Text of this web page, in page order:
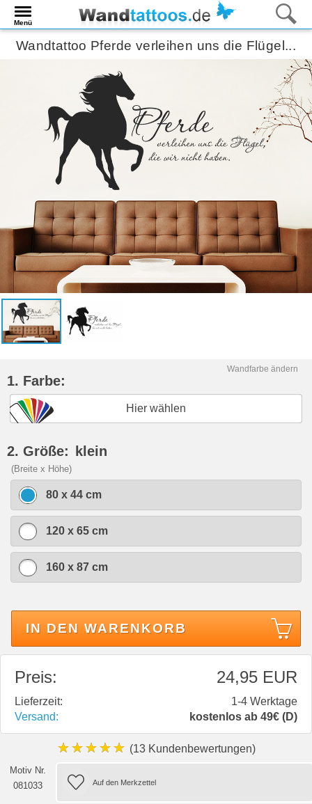
Menü
Wandtattoo Pferde verleihen uns die Flügel...
Wandfarbe ändern
1. Farbe:
Hier wählen
2. Größe: klein
(Breite x Höhe)
80 x 44 cm
120 x 65 cm
160 x 87 cm
IN DEN WARENKORB
Preis: 24,95 EUR
Lieferzeit:
1-4 Werktage
Versand:
kostenlos ab 49€ (D)
★★★★★ (13 Kundenbewertungen)
Motiv Nr.
081033